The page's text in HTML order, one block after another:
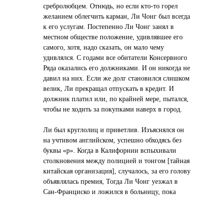
сребролюбцем. Отнюдь, но если кто-то горел
желанием облегчить карман, Ли Чонг был всегда
к его услугам. Постепенно Ли Чонг занял в
местном обществе положение, удивлявшее его
самого, хотя, надо сказать, он мало чему
удивлялся. С годами все обитатели Консервного
Ряда оказались его должниками. И он никогда не
давил на них. Если же долг становился слишком
велик, Ли прекращал отпускать в кредит. И
должник платил или, по крайней мере, пытался,
чтобы не ходить за покупками наверх в город.
Ли был круглолиц и приветлив. Изъяснялся он
на учтивом английском, успешно обходясь без
буквы «р». Когда в Калифорнии вспыхивали
столкновения между полицией и тонгом [тайная
китайская организация], случалось, за его голову
объявлялась премия, Тогда Ли Чонг уезжал в
Сан-Франциско и ложился в больницу, пока